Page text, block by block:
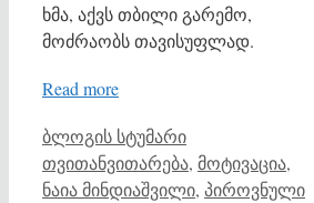
ხმა, აქვს თბილი გარემო,
მოძრაობს თავისუფლად.
Read more
Categories
ბლოგის სტუმარიTags
თვითანვითარება, მოტივაცია,
ნაია მინდიაშვილი, პიროვნული